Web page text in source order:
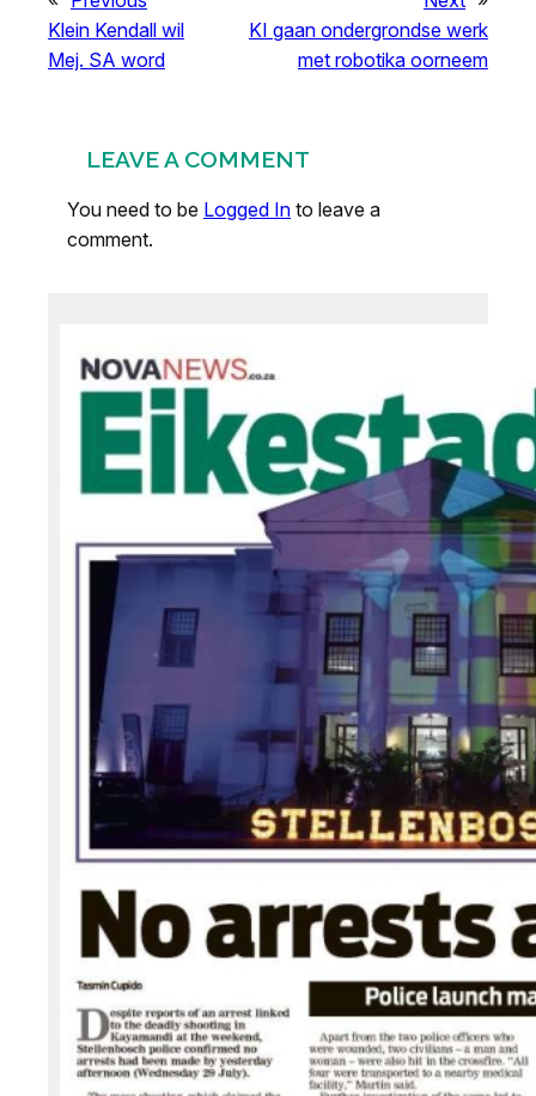
Klein Kendall wil
Mej. SA word
KI gaan ondergrondse werk
met robotika oorneem
LEAVE A COMMENT
You need to be Logged In to leave a
comment.